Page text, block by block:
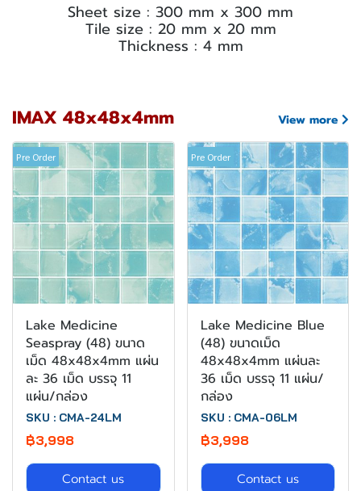
Sheet size : 300 mm x 300 mm
Tile size : 20 mm x 20 mm
Thickness : 4 mm
IMAX 48x48x4mm View more
Pre Order
Lake Medicine
Seaspray (48) ขนาด
เม็ด 48x48x4mm แผ่น
ละ 36 เม็ด บรรจุ 11
แผ่น/กล่อง
SKU : CMA-24LM
฿3,998
Contact us
Pre Order
Lake Medicine Blue
(48) ขนาดเม็ด
48x48x4mm แผ่นละ
36 เม็ด บรรจุ 11 แผ่น/
กล่อง
SKU : CMA-06LM
฿3,998
Contact us